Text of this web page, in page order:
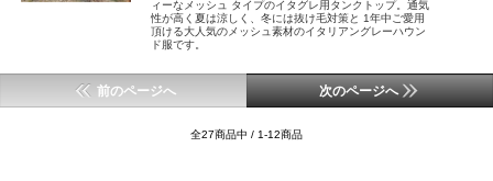
ィーなメッシュ タイプのイタグレ用タンクトップ。通気
性が高く夏は涼しく、冬には抜け毛対策と 1年中ご愛用
頂ける大人気のメッシュ素材のイタリアングレーハウン
ド服です。
前のページへ 次のページへ
全27商品中 / 1-12商品